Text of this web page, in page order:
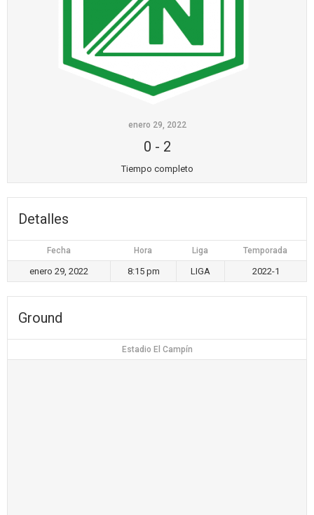
enero 29, 2022
0 - 2
Tiempo completo
Detalles
Fecha Hora Liga Temporada
enero 29, 2022 8:15 pm LIGA 2022-1
Ground
Estadio El Campín